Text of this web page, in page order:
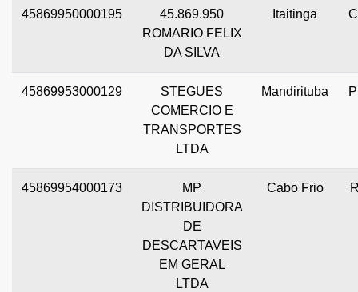
45869950000195
45.869.950
ROMARIO FELIX
DA SILVA
Itaitinga
45869953000129
STEGUES
COMERCIO E
TRANSPORTES
LTDA
Mandirituba
45869954000173
MP
DISTRIBUIDORA
DE
DESCARTAVEIS
EM GERAL
LTDA
Cabo Frio